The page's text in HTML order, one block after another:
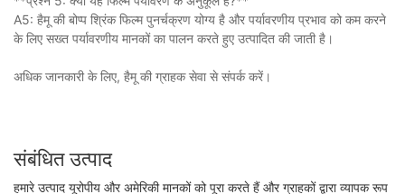
A5: हैमू की बोप्प श्रिंक फिल्म पुनर्चक्रण योग्य है और पर्यावरणीय प्रभाव को कम करने
के लिए सख्त पर्यावरणीय मानकों का पालन करते हुए उत्पादित की जाती है।
अधिक जानकारी के लिए, हैमू की ग्राहक सेवा से संपर्क करें।
संबंधित उत्पाद
हमारे उत्पाद यूरोपीय और अमेरिकी मानकों को पूरा करते हैं और ग्राहकों द्वारा व्यापक रूप